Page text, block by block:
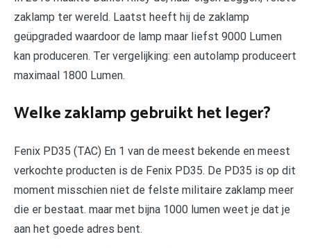
zaklamp ter wereld. Laatst heeft hij de zaklamp
geüpgraded waardoor de lamp maar liefst 9000 Lumen
kan produceren. Ter vergelijking: een autolamp produceert
maximaal 1800 Lumen.
Welke zaklamp gebruikt het leger?
Fenix PD35 (TAC) En 1 van de meest bekende en meest
verkochte producten is de Fenix PD35. De PD35 is op dit
moment misschien niet de felste militaire zaklamp meer
die er bestaat. maar met bijna 1000 lumen weet je dat je
aan het goede adres bent.